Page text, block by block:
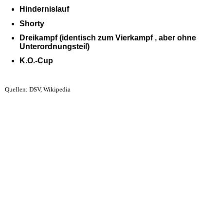
Hindernislauf
Shorty
Dreikampf (identisch zum Vierkampf , aber ohne
Unterordnungsteil)
K.O.-Cup
Quellen: DSV, Wikipedia